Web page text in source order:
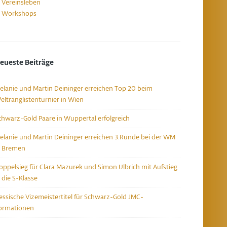
Vereinsleben
Workshops
Beiträge
und Martin Deininger erreichen Top 20 beim
in Wien
Gold Paare in Wuppertal erfolgreich
und Martin Deininger erreichen 3.Runde bei der WM
Bremen
für Clara Mazurek und Simon Ulbrich mit Aufstieg
die S-Klasse
Vizemeistertitel für Schwarz-Gold JMC-